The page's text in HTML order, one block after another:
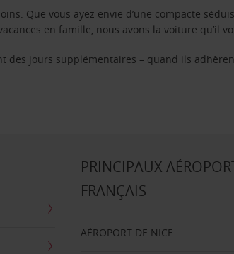
Que vous ayez envie d’une compacte
en famille, nous avons la voiture qu’il
des jours supplémentaires – quand ils
PRINCIPAUX
FRANÇAIS
AÉROPORT DE NICE